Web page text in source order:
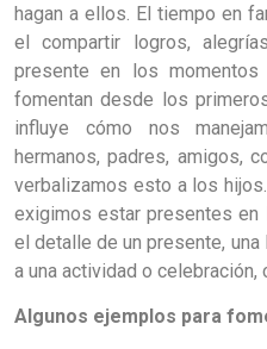
hagan a ellos. El tiempo en
el compartir logros,
presente en los
fomentan desde los
influye cómo nos
hermanos, padres, amigos,
verbalizamos esto a los
exigimos estar presentes
el detalle de un presente,
a una actividad o celebración,
Algunos ejemplos para